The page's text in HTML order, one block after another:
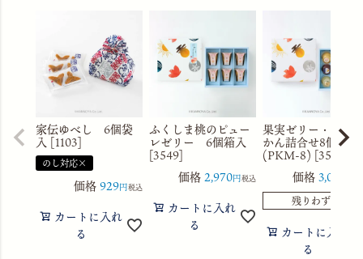
家伝ゆべし 6個袋
入 [1103]
のし対応×
価格929 税込
カートに入れ
る
ふくしま桃のピュー
レゼリー 6個箱入
[3549]
価格2,970 税込
カートに入れ
る
果実ゼリー・水よ
かん詰合せ8個箱入
(PKM-8) [3560]
価格3,056
残りわずか
カートに入れ
る